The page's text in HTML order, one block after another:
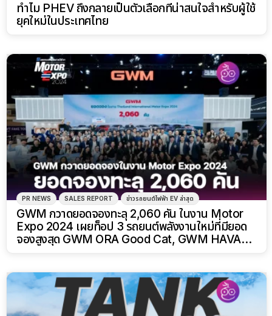
ทำไม PHEV ถึงกลายเป็นตัวเลือกที่น่าสนใจสำหรับผู้ใช้
ยุคใหม่ในประเทศไทย
PR NEWS SALES REPORT ข่าวรถยนต์ไฟฟ้า EV ล่าสุด
GWM กวาดยอดจองทะลุ 2,060 คัน ในงาน Motor
Expo 2024 เผยท็อป 3 รถยนต์พลังงานใหม่ที่มียอด
จองสูงสุด GWM ORA Good Cat, GWM HAVAL